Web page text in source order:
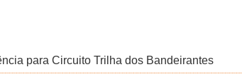
para Circuito Trilha dos Bandeirantes